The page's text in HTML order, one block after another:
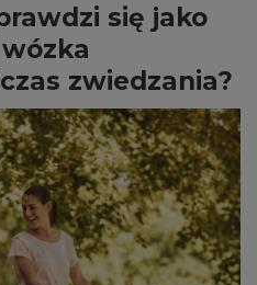
się jako
zwiedzania?